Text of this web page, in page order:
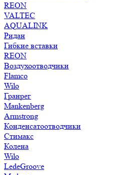
REON
VALTEC
AQUALINK
Ридан
Гибкие вставки
REON
Воздухоотводчики
Flamco
Wilo
Гранрег
Mankenberg
Armstrong
Конденсатоотводчики
Стимакс
Колена
Wilo
LedeGroove